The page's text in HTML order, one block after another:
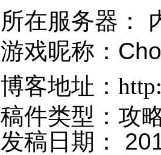
所在服务器：
游戏昵称：
博客地址：
稿件类型：攻
发稿日期：